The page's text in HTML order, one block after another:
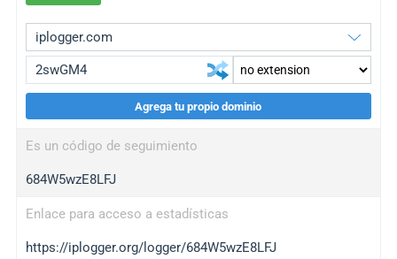
wl.gl
ed.tc
iplogger.com
Agrega tu propio dominio
Es un código de seguimiento
684W5wzE8LFJ
Enlace para acceso a estadísticas
https://iplogger.org/logger/684W5wzE8LFJ